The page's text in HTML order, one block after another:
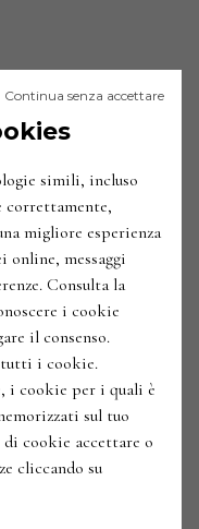
Continua senza accettare
simili, incluso
correttamente,
migliore esperienza
online, messaggi
Consulta la
i cookie
il consenso.
tutti i cookie.
i cookie per i quali è
sul tuo
cookie accettare o
cliccando su